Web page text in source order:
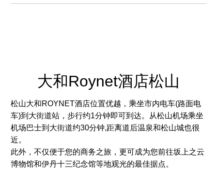
大和Roynet酒店松山
松山大和ROYNET酒店位置优越，乘坐市内电车(路面电
车)到大街道站，步行约1分钟即可到达。从松山机场乘坐
机场巴士到大街道约30分钟,距离道后温泉和松山城也很
近。
此外，不仅便于您的商务之旅，更可成为您前往坂上之云
博物馆和伊丹十三纪念馆等地观光的最佳据点。